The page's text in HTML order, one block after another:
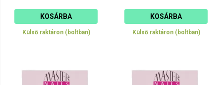
KOSÁRBA
Külső raktáron (boltban)
KOSÁRBA
Külső raktáron (boltban)